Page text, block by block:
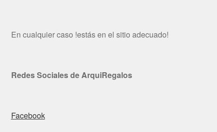
En cualquier caso !estás en el sitio adecuado!
Redes Sociales de ArquiRegalos
Facebook